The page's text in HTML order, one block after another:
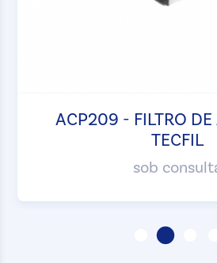
ACP209 - FILTRO DE
TECFIL
sob